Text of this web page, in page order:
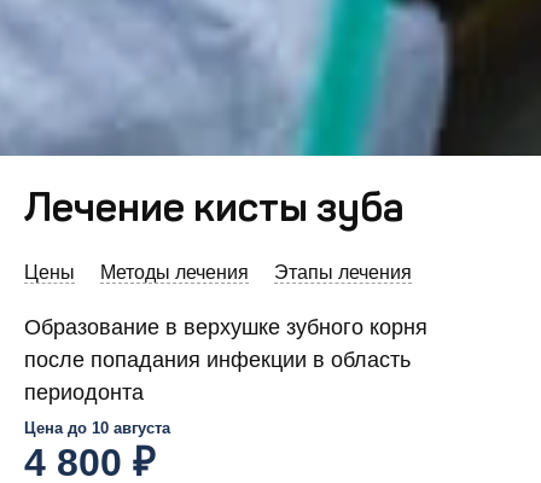
Лечение кисты зуба
Образование в верхушке зубного корня
после попадания инфекции в область
периодонта
Цена до 10 августа
4 800 ₽
Цены Методы лечения Этапы лечения